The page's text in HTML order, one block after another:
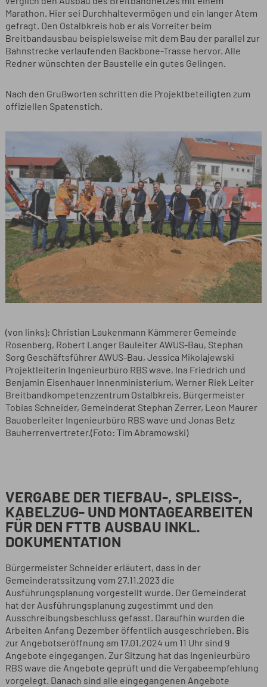
Marathon. Hier sei Durchhaltevermögen und ein langer Atem
gefragt. Den Ostalbkreis hob er als Vorreiter beim
Breitbandausbau beispielsweise mit dem Bau der parallel zur
Bahnstrecke verlaufenden Backbone-Trasse hervor. Alle
Redner wünschten der Baustelle ein gutes Gelingen.
Nach den Grußworten schritten die Projektbeteiligten zum
offiziellen Spatenstich.
(von links): Christian Laukenmann Kämmerer Gemeinde
Rosenberg, Robert Langer Bauleiter AWUS-Bau, Stephan
Sorg Geschäftsführer AWUS-Bau, Jessica Mikolajewski
Projektleiterin Ingenieurbüro RBS wave, Ina Friedrich und
Benjamin Eisenhauer Innenministerium, Werner Riek Leiter
Breitbandkompetenzzentrum Ostalbkreis, Bürgermeister
Tobias Schneider, Gemeinderat Stephan Zerrer, Leon Maurer
Bauoberleiter Ingenieurbüro RBS wave und Jonas Betz
Bauherrenvertreter.(Foto: Tim Abramowski)
VERGABE DER TIEFBAU-, SPLEISS-, K
ABELZUG- UND MONTAGEARBEITEN F
ÜR DEN FTTB AUSBAU INKL. D
OKUMENTATION
Bürgermeister Schneider erläutert, dass in der
Gemeinderatssitzung vom 27.11.2023 die
Ausführungsplanung vorgestellt wurde. Der Gemeinderat
hat der Ausführungsplanung zugestimmt und den
Ausschreibungsbeschluss gefasst. Daraufhin wurden die
Arbeiten Anfang Dezember öffentlich ausgeschrieben. Bis
zur Angebotseröffnung am 17.01.2024 um 11 Uhr sind 9
Angebote eingegangen. Zur Sitzung hat das Ingenieurbüro
RBS wave die Angebote geprüft und die Vergabeempfehlung
vorgelegt. Danach sind alle eingegangenen Angebote